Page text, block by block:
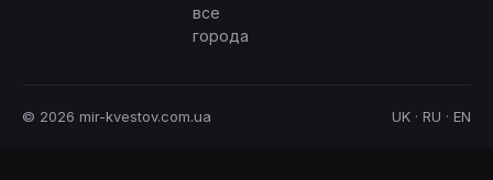
все
города
© 2026 mir-kvestov.com.ua UK · RU · EN